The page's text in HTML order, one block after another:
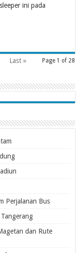
ini pada
Page 1 of 28
Last »
Perjalanan Bus
dan Rute